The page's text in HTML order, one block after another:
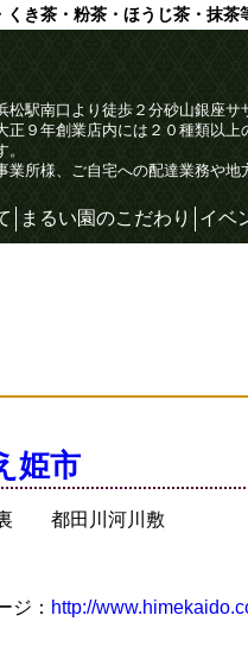
き茶・粉茶・ほうじ茶・抹
松駅南口より徒歩２分砂山銀座サ
正９年創業店内には２０種類以上
。
業所様、ご自宅への配達業務や地
まるい園のこだわり イベ
姫市
裏 都田川河川敷
ジ： http://